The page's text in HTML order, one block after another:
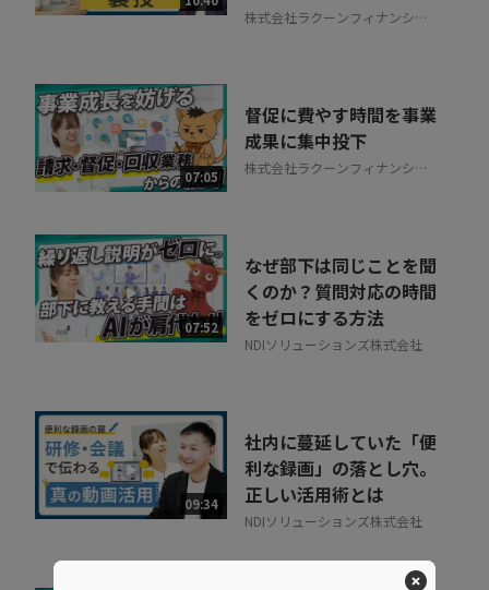
株式会社ラクーンフィナンシャ
07:05
督促に費やす時間を事業
成果に集中投下
株式会社ラクーンフィナンシャ
07:52
なぜ部下は同じことを聞
くのか？質問対応の時間
をゼロにする方法
NDIソリューションズ株式会社
09:34
社内に蔓延していた「便
利な録画」の落とし穴。
正しい活用術とは
NDIソリューションズ株式会社